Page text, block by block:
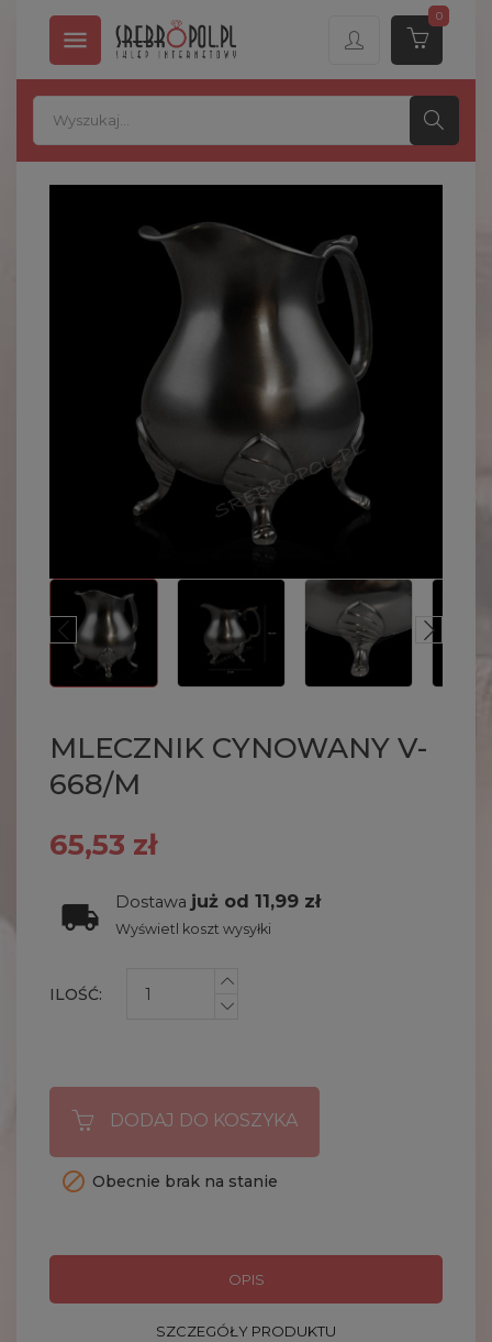

0
MLECZNIK CYNOWANY V-
668/M
65,53 zł
Dostawa już od 11,99 zł
Wyświetl koszt wysyłki
ILOŚĆ:
DODAJ DO KOSZYKA
 Obecnie brak na stanie
OPIS
SZCZEGÓŁY PRODUKTU